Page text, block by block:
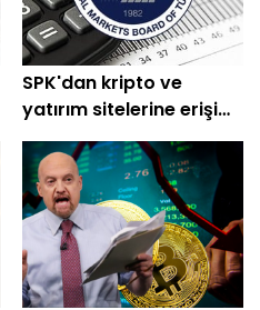
SPK'dan kripto ve
yatırım sitelerine erişim
engeli